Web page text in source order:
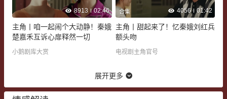
8913 02:46
主角丨咱一起闹个大动静！秦娥
楚嘉禾互诉心扉释然一切
小鹅剧库大赏
合集 4056 01:42
主角丨甜起来了！忆秦娥刘红兵
额头吻
电视剧主角官号
展开更多